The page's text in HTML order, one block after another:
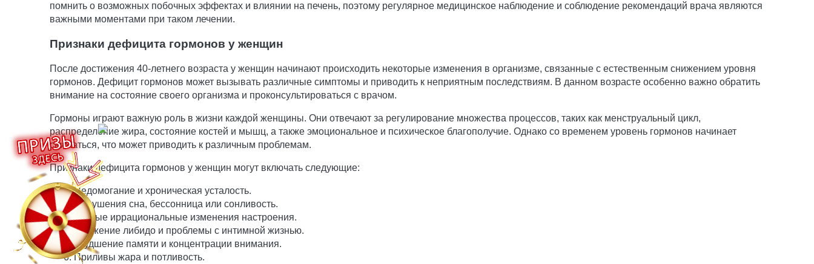
помнить о возможных побочных эффектах и влиянии на печень, поэтому регулярное медицинское наблюдение и соблюдение рекомендаций врача являются
важными моментами при таком лечении.
Признаки дефицита гормонов у женщин
После достижения 40-летнего возраста у женщин начинают происходить некоторые изменения в организме, связанные с естественным снижением уровня
гормонов. Дефицит гормонов может вызывать различные симптомы и приводить к неприятным последствиям. В данном возрасте особенно важно обратить
внимание на состояние своего организма и проконсультироваться с врачом.
Гормоны играют важную роль в жизни каждой женщины. Они отвечают за регулирование множества процессов, таких как менструальный цикл,
распределение жира, состояние костей и мышц, а также эмоциональное и психическое благополучие. Однако со временем уровень гормонов начинает
снижаться, что может приводить к различным проблемам.
Признаки дефицита гормонов у женщин могут включать следующие:
Недомогание и хроническая усталость.
Нарушения сна, бессонница или сонливость.
Частые иррациональные изменения настроения.
Снижение либидо и проблемы с интимной жизнью.
Ухудшение памяти и концентрации внимания.
Приливы жара и потливость.